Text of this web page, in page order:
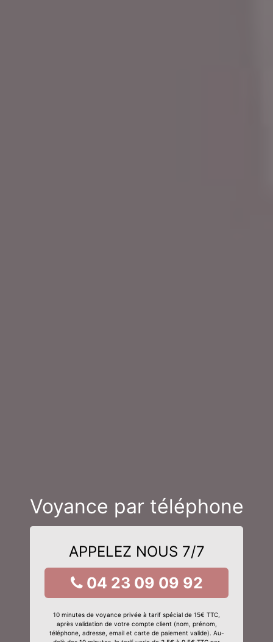
Voyance par téléphone
APPELEZ NOUS 7/7
04 23 09 09 92
10 minutes de voyance privée à tarif spécial de 15€ TTC,
après validation de votre compte client (nom, prénom,
téléphone, adresse, email et carte de paiement valide). Au-